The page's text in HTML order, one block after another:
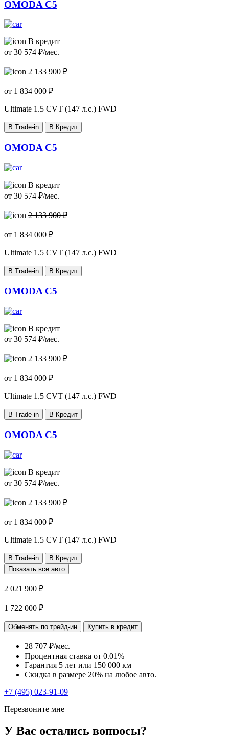
OMODA C5
В кредит
от 30 574 ₽/мес.
2 133 900 ₽
от 1 834 000 ₽
Ultimate 1.5 CVT (147 л.с.) FWD
В Trade-in В Кредит
OMODA C5
В кредит
от 30 574 ₽/мес.
2 133 900 ₽
от 1 834 000 ₽
Ultimate 1.5 CVT (147 л.с.) FWD
В Trade-in В Кредит
OMODA C5
В кредит
от 30 574 ₽/мес.
2 133 900 ₽
от 1 834 000 ₽
Ultimate 1.5 CVT (147 л.с.) FWD
В Trade-in В Кредит
OMODA C5
В кредит
от 30 574 ₽/мес.
2 133 900 ₽
от 1 834 000 ₽
Ultimate 1.5 CVT (147 л.с.) FWD
В Trade-in
В Кредит
Показать все авто
2 021 900 ₽
1 722 000 ₽
Обменять по трейд-ин Купить в кредит
28 707 ₽/мес.
Процентная ставка от 0.01%
Гарантия 5 лет или 150 000 км
Скидка в размере 20% на любое авто.
+7 (495) 023-91-09
Перезвоните мне
У Вас остались вопросы?